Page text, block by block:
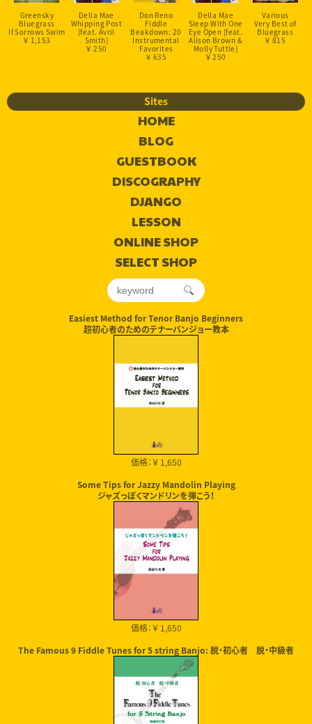
Greensky
Bluegrass
If Sorrows Swim
￥ 1,153
Della Mae
Whipping Post
[feat. Avril
Smith]
￥ 250
Don Reno
Fiddle
Beakdown: 20
Instrumental
Favorites
￥ 635
Della Mae
Sleep With One
Eye Open [feat.
Alison Brown &
Molly Tuttle]
￥ 250
Various
Very Best of
Bluegrass
￥ 815
Sites
HOME
BLOG
GUESTBOOK
DISCOGRAPHY
DJANGO
LESSON
ONLINE SHOP
SELECT SHOP
Easiest Method for Tenor Banjo Beginners
超初心者のためのテナーバンジョー教本
価格：￥ 1,650
Some Tips for Jazzy Mandolin Playing
ジャズっぽくマンドリンを弾こう！
価格：￥ 1,650
The Famous 9 Fiddle Tunes for 5 string Banjo: 脱・初心者 脱・中級者